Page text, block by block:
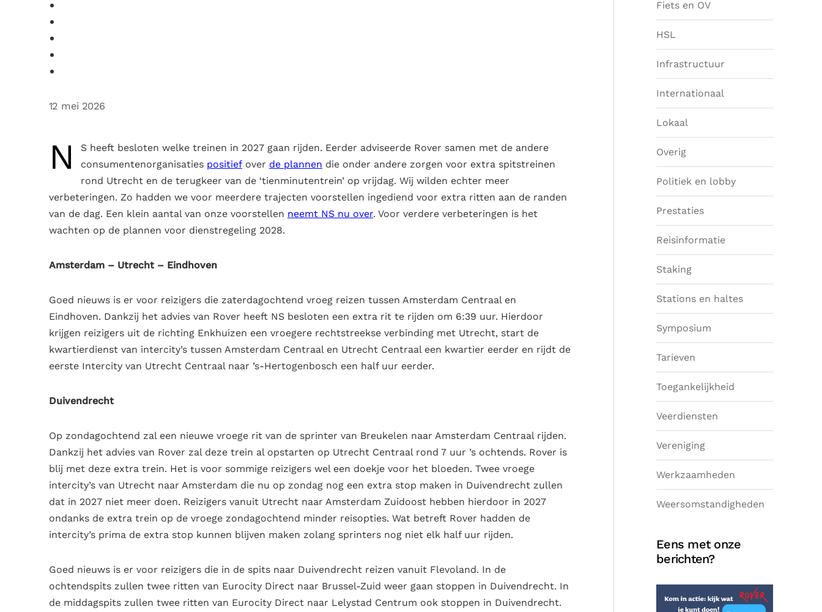
12 mei 2026
N
S heeft besloten welke treinen in 2027 gaan rijden. Eerder adviseerde Rover samen met de andere
consumentenorganisaties positief over de plannen die onder andere zorgen voor extra spitstreinen
rond Utrecht en de terugkeer van de ‘tienminutentrein’ op vrijdag. Wij wilden echter meer
verbeteringen. Zo hadden we voor meerdere trajecten voorstellen ingediend voor extra ritten aan de randen
van de dag. Een klein aantal van onze voorstellen neemt NS nu over. Voor verdere verbeteringen is het
wachten op de plannen voor dienstregeling 2028.
Amsterdam – Utrecht – Eindhoven
Goed nieuws is er voor reizigers die zaterdagochtend vroeg reizen tussen Amsterdam Centraal en
Eindhoven. Dankzij het advies van Rover heeft NS besloten een extra rit te rijden om 6:39 uur. Hierdoor
krijgen reizigers uit de richting Enkhuizen een vroegere rechtstreekse verbinding met Utrecht, start de
kwartierdienst van intercity’s tussen Amsterdam Centraal en Utrecht Centraal een kwartier eerder en rijdt de
eerste Intercity van Utrecht Centraal naar ’s-Hertogenbosch een half uur eerder.
Duivendrecht
Op zondagochtend zal een nieuwe vroege rit van de sprinter van Breukelen naar Amsterdam Centraal rijden.
Dankzij het advies van Rover zal deze trein al opstarten op Utrecht Centraal rond 7 uur ’s ochtends. Rover is
blij met deze extra trein. Het is voor sommige reizigers wel een doekje voor het bloeden. Twee vroege
intercity’s van Utrecht naar Amsterdam die nu op zondag nog een extra stop maken in Duivendrecht zullen
dat in 2027 niet meer doen. Reizigers vanuit Utrecht naar Amsterdam Zuidoost hebben hierdoor in 2027
ondanks de extra trein op de vroege zondagochtend minder reisopties. Wat betreft Rover hadden de
intercity’s prima de extra stop kunnen blijven maken zolang sprinters nog niet elk half uur rijden.
Goed nieuws is er voor reizigers die in de spits naar Duivendrecht reizen vanuit Flevoland. In de
ochtendspits zullen twee ritten van Eurocity Direct naar Brussel-Zuid weer gaan stoppen in Duivendrecht. In
de middagspits zullen twee ritten van Eurocity Direct naar Lelystad Centrum ook stoppen in Duivendrecht.
Fiets en OV
HSL
Infrastructuur
Internationaal
Lokaal
Overig
Politiek en lobby
Prestaties
Reisinformatie
Staking
Stations en haltes
Symposium
Tarieven
Toegankelijkheid
Veerdiensten
Vereniging
Werkzaamheden
Weersomstandigheden
Eens met onze
berichten?